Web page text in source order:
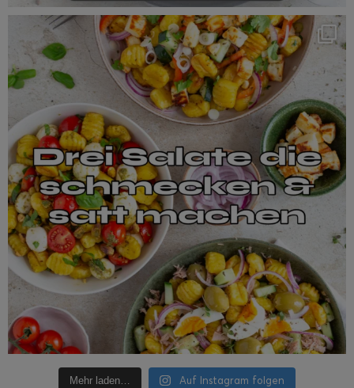
Mehr laden… Auf Instagram folgen